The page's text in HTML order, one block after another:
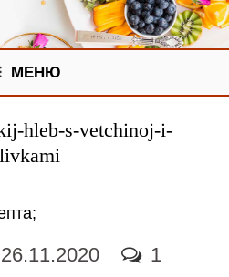
МЕНЮ
hleb-s-vetchinoj-i-
;
26.11.2020 1